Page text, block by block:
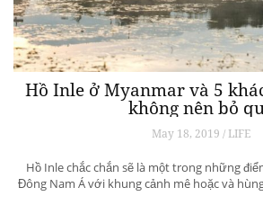
Hồ Inle ở Myanmar và 5
không nên bỏ
May 18, 2019 / LIFE
Hồ Inle chắc chắn sẽ là một trong những
Đông Nam Á với khung cảnh mê hoặc và